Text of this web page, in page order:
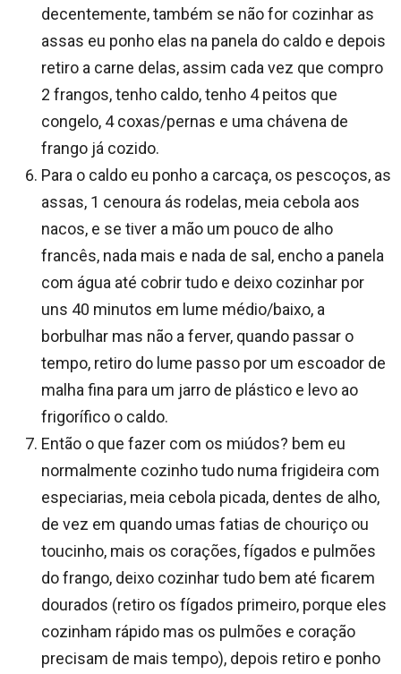
decentemente, também se não for cozinhar as
assas eu ponho elas na panela do caldo e depois
retiro a carne delas, assim cada vez que compro
2 frangos, tenho caldo, tenho 4 peitos que
congelo, 4 coxas/pernas e uma chávena de
frango já cozido.
Para o caldo eu ponho a carcaça, os pescoços, as
assas, 1 cenoura ás rodelas, meia cebola aos
nacos, e se tiver a mão um pouco de alho
francês, nada mais e nada de sal, encho a panela
com água até cobrir tudo e deixo cozinhar por
uns 40 minutos em lume médio/baixo, a
borbulhar mas não a ferver, quando passar o
tempo, retiro do lume passo por um escoador de
malha fina para um jarro de plástico e levo ao
frigorífico o caldo.
Então o que fazer com os miúdos? bem eu
normalmente cozinho tudo numa frigideira com
especiarias, meia cebola picada, dentes de alho,
de vez em quando umas fatias de chouriço ou
toucinho, mais os corações, fígados e pulmões
do frango, deixo cozinhar tudo bem até ficarem
dourados (retiro os fígados primeiro, porque eles
cozinham rápido mas os pulmões e coração
precisam de mais tempo), depois retiro e ponho